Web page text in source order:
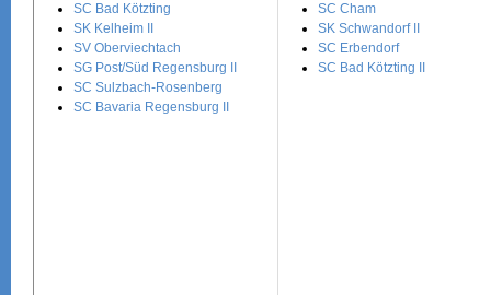
SC Bad Kötzting
SK Kelheim II
SV Oberviechtach
SG Post/Süd Regensburg II
SC Sulzbach-Rosenberg
SC Bavaria Regensburg II
SC Cham
SK Schwandorf II
SC Erbendorf
SC Bad Kötzting II